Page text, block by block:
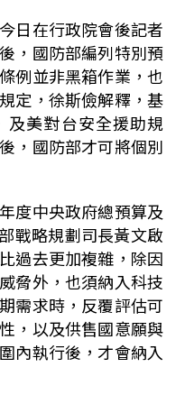
日在行政院會後記者
，國防部編列特別預
例並非黑箱作業，也
定，徐斯儉解釋，基
及美對台安全援助規
，國防部才可將個別
度中央政府總預算及
戰略規劃司長黃文啟
過去更加複雜，除因
脅外，也須納入科技
需求時，反覆評估可
，以及供售國意願與
內執行後，才會納入